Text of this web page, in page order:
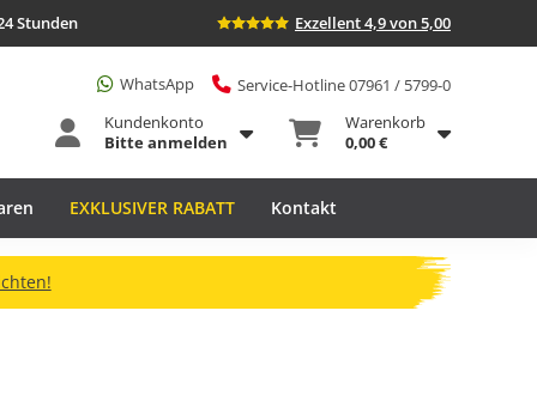
Stunden Exzellent 4,9 von 5,00
WhatsApp
Service-Hotline 07961 / 5799-0
Kundenkonto
Bitte anmelden
Warenkorb
0,00 €
EXKLUSIVER RABATT Kontakt